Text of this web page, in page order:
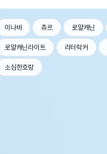
이나바 츄르 로얄캐닌
로얄캐닌라이트 리터락커
소심한호랑